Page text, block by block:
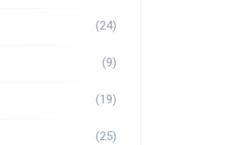
(24)
(9)
(19)
(25)